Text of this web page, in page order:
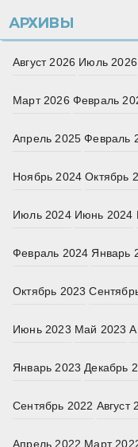
АРХИВЫ
Август 2026 Июль 2026
Март 2026 Февраль
Апрель 2025 Февраль
Ноябрь 2024 Октябрь
Июль 2024 Июнь 2024
Февраль 2024 Январь
Октябрь 2023
Июнь 2023 Май 2023
Январь 2023 Декабрь
Сентябрь 2022 Август
Апрель 2022 Март